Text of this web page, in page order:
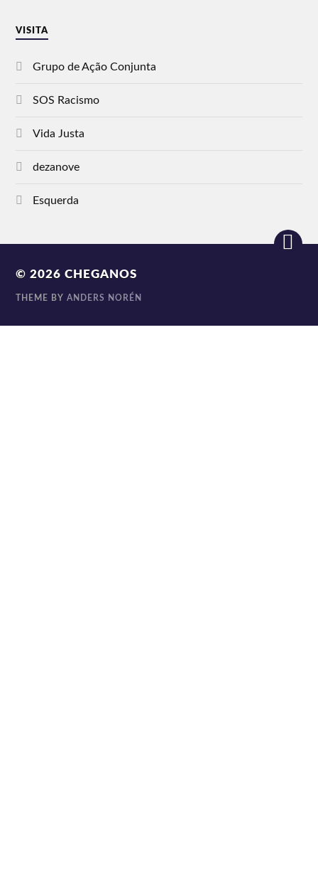
VISITA
Grupo de Ação Conjunta
SOS Racismo
Vida Justa
dezanove
Esquerda
© 2026CHEGANOS
THEME BYANDERS NORÉN